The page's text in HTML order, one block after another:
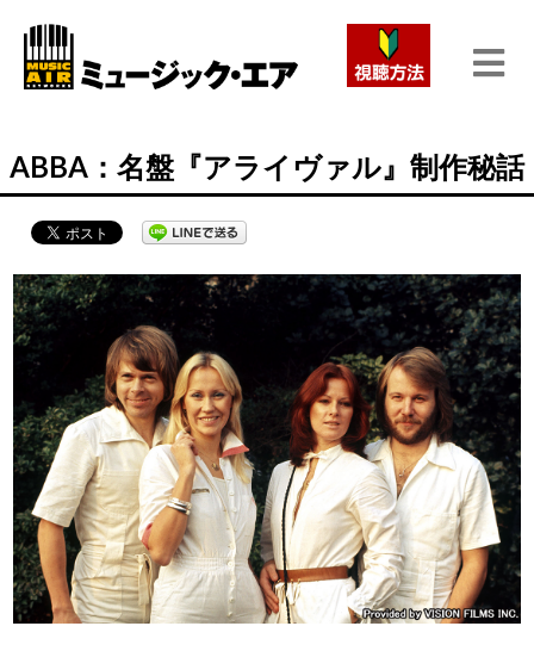
ABBA：名盤『アライヴァル』制作秘話